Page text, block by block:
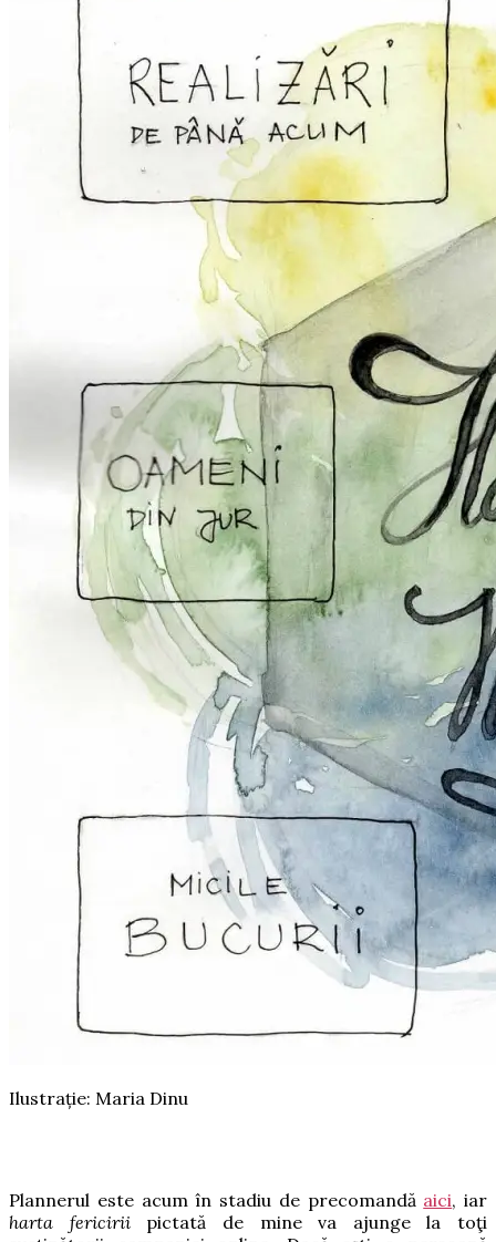
Ilustrație: Maria Dinu
Plannerul este acum în stadiu de precomandă aici, iar
harta fericiriipictată de mine va ajunge la toţi